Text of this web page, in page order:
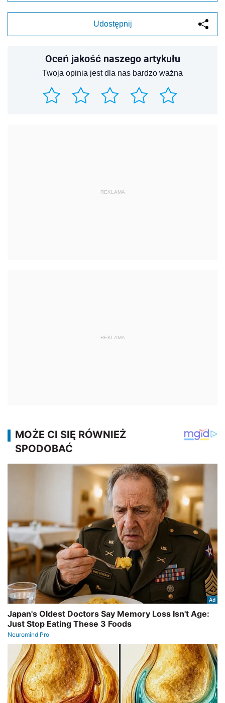
Udostępnij
Oceń jakość naszego artykułu
Twoja opinia jest dla nas bardzo ważna
REKLAMA
REKLAMA